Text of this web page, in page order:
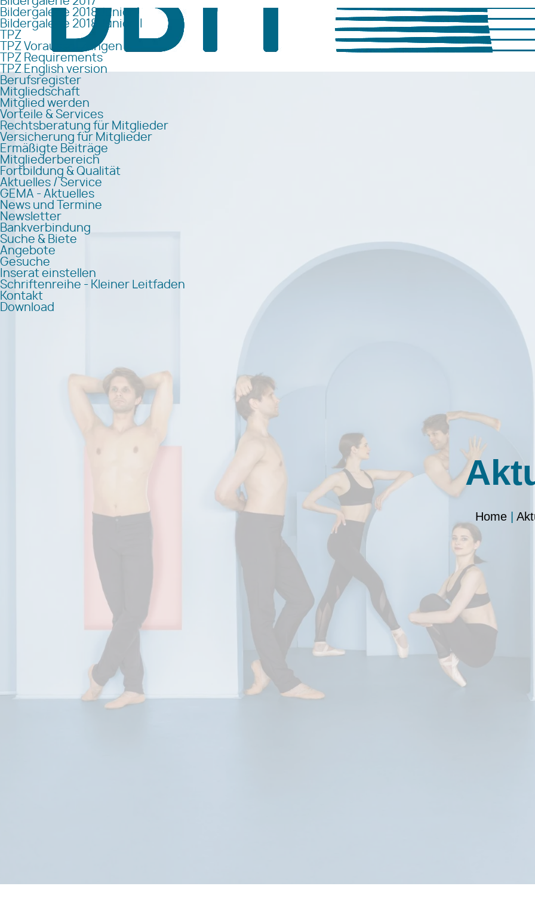
Bildergalerie 2018 Junior I
Bildergalerie 2018 Junior II
TPZ
TPZ Voraussetzungen
TPZ Requirements
TPZ English version
Berufsregister
Mitgliedschaft
Mitglied werden
Vorteile & Services
Rechtsberatung für Mitglieder
Versicherung für Mitglieder
Ermäßigte Beiträge
Mitgliederbereich
Fortbildung & Qualität
Aktuelles / Service
GEMA - Aktuelles
News und Termine
Newsletter
Bankverbindung
Suche & Biete
Angebote
Gesuche
Inserat einstellen
Schriftenreihe - Kleiner Leitfaden
Kontakt
Download
Home|